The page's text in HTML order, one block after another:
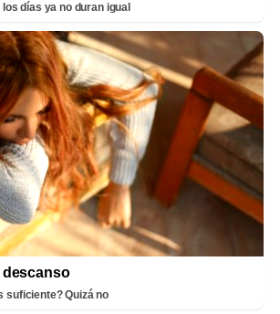
días ya no duran igual
descanso
suficiente? Quizá no